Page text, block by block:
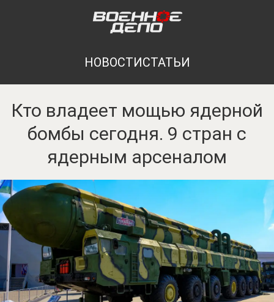
НОВОСТИСТАТЬИ
Кто владеет мощью ядерной
бомбы сегодня. 9 стран с
ядерным арсеналом